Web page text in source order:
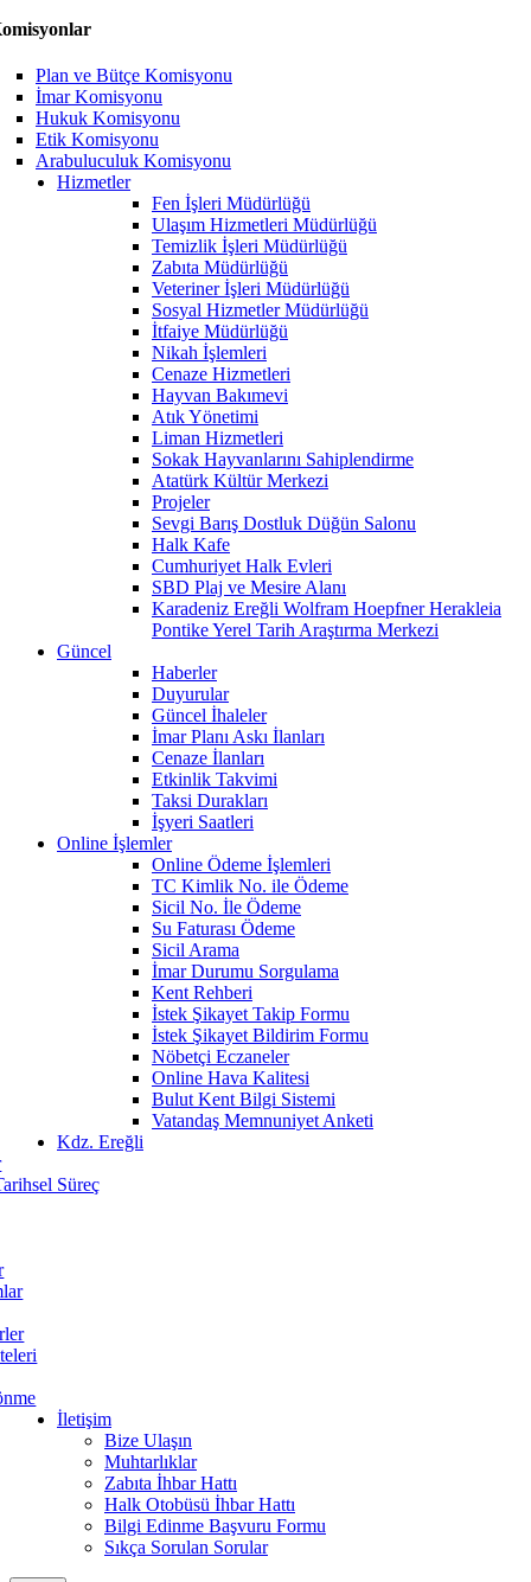
Plan ve Bütçe Komisyonu
İmar Komisyonu
Hukuk Komisyonu
Etik Komisyonu
Arabuluculuk Komisyonu
Hizmetler
Fen İşleri Müdürlüğü
Ulaşım Hizmetleri Müdürlüğü
Temizlik İşleri Müdürlüğü
Zabıta Müdürlüğü
Veteriner İşleri Müdürlüğü
Sosyal Hizmetler Müdürlüğü
İtfaiye Müdürlüğü
Nikah İşlemleri
Cenaze Hizmetleri
Hayvan Bakımevi
Atık Yönetimi
Liman Hizmetleri
Sokak Hayvanlarını Sahiplendirme
Atatürk Kültür Merkezi
Projeler
Sevgi Barış Dostluk Düğün Salonu
Halk Kafe
Cumhuriyet Halk Evleri
SBD Plaj ve Mesire Alanı
Karadeniz Ereğli Wolfram Hoepfner Herakleia
Pontike Yerel Tarih Araştırma Merkezi
Güncel
Haberler
Duyurular
Güncel İhaleler
İmar Planı Askı İlanları
Cenaze İlanları
Etkinlik Takvimi
Taksi Durakları
İşyeri Saatleri
Online İşlemler
Online Ödeme İşlemleri
TC Kimlik No. ile Ödeme
Sicil No. İle Ödeme
Su Faturası Ödeme
Sicil Arama
İmar Durumu Sorgulama
Kent Rehberi
İstek Şikayet Takip Formu
İstek Şikayet Bildirim Formu
Nöbetçi Eczaneler
Online Hava Kalitesi
Bulut Kent Bilgi Sistemi
Vatandaş Memnuniyet Anketi
Kdz. Ereğli
Süreç
İletişim
Bize Ulaşın
Muhtarlıklar
Zabıta İhbar Hattı
Halk Otobüsü İhbar Hattı
Bilgi Edinme Başvuru Formu
Sıkça Sorulan Sorular